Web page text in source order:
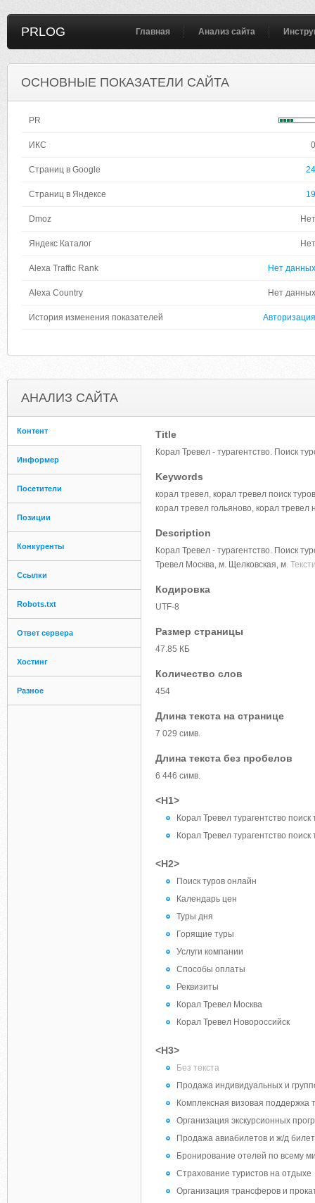
PRLOG Главная Анализ сайта
ОСНОВНЫЕ ПОКАЗАТЕЛИ САЙТА
PR
ИКС 0
Страниц в Google 24
Страниц в Яндексе 19
Dmoz Нет
Яндекс Каталог Нет
Alexa Traffic Rank Нет данных
Alexa Country Нет данных
История изменения показателей Авторизация
АНАЛИЗ САЙТА
Контент
Информер
Посетители
Позиции
Конкуренты
Ссылки
Robots.txt
Ответ сервера
Хостинг
Разное
Title
Корал Тревел - турагентство. Поиск
Keywords
корал тревел, корал тревел поиск
корал тревел гольяново, корал тревел
Description
Корал Тревел - турагентство. Поиск
Тревел Москва, м. Щелковская, м.
Кодировка
UTF-8
Размер страницы
47.85 КБ
Количество слов
454
Длина текста на странице
7 029 симв.
Длина текста без пробелов
6 446 симв.
<H1>
Корал Тревел турагентство поиск
Корал Тревел турагентство поиск
<H2>
Поиск туров онлайн
Календарь цен
Туры дня
Горящие туры
Услуги компании
Способы оплаты
Реквизиты
Корал Тревел Москва
Корал Тревел Новороссийск
<H3>
Без текста
Продажа индивидуальных и
Комплексная визовая поддержка
Организация экскурсионных
Продажа авиабилетов и ж/д
Бронирование отелей по всему
Страхование туристов на отдыхе
Организация трансферов и